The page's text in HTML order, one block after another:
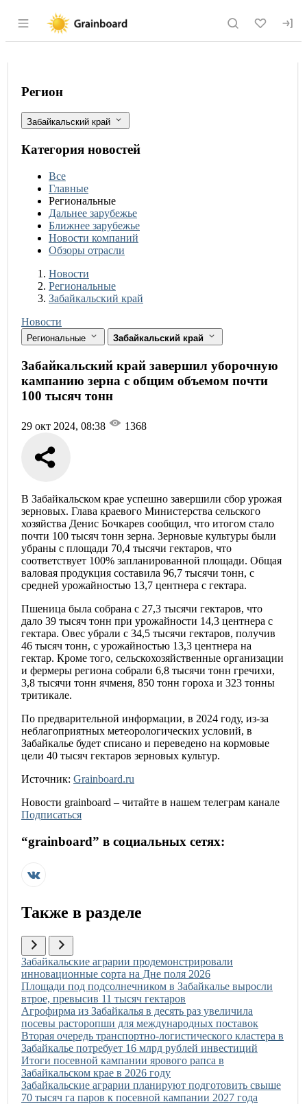
Раздел навигации по сайту
Забайкальский край завершил
Фильтры
Регион
Забайкальский край
Категория новостей
Все
Главные
Региональные
Дальнее зарубежье
Ближнее зарубежье
Новости компаний
Обзоры отрасли
Новости
Разделы
Новости
Региональные
Забайкальский край
Новости
Региональные Забайкальский край
Забайкальский край завершил уборочную
кампанию зерна с общим объемом почти
100 тысяч тонн
29 окт 2024, 08:38 1368
В Забайкальском крае успешно завершили сбор урожая
зерновых. Глава краевого Министерства сельского
хозяйства Денис Бочкарев сообщил, что итогом стало
почти 100 тысяч тонн зерна. Зерновые культуры были
убраны с площади 70,4 тысячи гектаров, что
соответствует 100% запланированной площади. Общая
валовая продукция составила 96,7 тысячи тонн, с
средней урожайностью 13,7 центнера с гектара.
Пшеница была собрана с 27,3 тысячи гектаров, что
дало 39 тысяч тонн при урожайности 14,3 центнера с
гектара. Овес убрали с 34,5 тысячи гектаров, получив
46 тысяч тонн, с урожайностью 13,3 центнера на
гектар. Кроме того, сельскохозяйственные организации
и фермеры региона собрали 6,8 тысячи тонн гречихи,
3,8 тысячи тонн ячменя, 850 тонн гороха и 323 тонны
тритикале.
По предварительной информации, в 2024 году, из-за
неблагоприятных метеорологических условий, в
Забайкалье будет списано и переведено на кормовые
цели 40 тысяч гектаров зерновых культур.
Источник: Grainboard.ru
Новости grainboard – читайте в нашем телеграм канале
Подписаться
“grainboard” в социальных сетях:
Также в разделе
Иллюстрация новости
Забайкальские аграрии продемонстрировали
инновационные сорта на Дне поля 2026
Иллюстрация новости
Площади под подсолнечником в Забайкалье выросли
втрое, превысив 11 тысяч гектаров
Иллюстрация новости
Агрофирма из Забайкалья в десять раз увеличила
посевы расторопши для международных поставок
Иллюстрация новости
Вторая очередь транспортно-логистического кластера в
Забайкалье потребует 16 млрд рублей инвестиций
Иллюстрация новости
Итоги посевной кампании ярового рапса в
Забайкальском крае в 2026 году
Иллюстрация новости
Забайкальские аграрии планируют подготовить свыше
70 тысяч га паров к посевной кампании 2027 года